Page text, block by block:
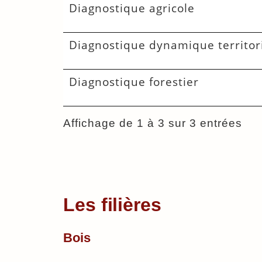
Diagnostique agricole
Diagnostique dynamique
Diagnostique forestier
Affichage de 1 à 3 sur 3 entrées
Les filières
Bois